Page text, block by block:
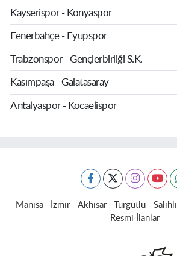
Kayserispor - Konyaspor
Fenerbahçe - Eyüpspor
Trabzonspor - Gençlerbirliği S.K.
Kasımpaşa - Galatasaray
Antalyaspor - Kocaelispor
Manisa İzmir Akhisar Turgutlu Salihli
Resmi İlanlar